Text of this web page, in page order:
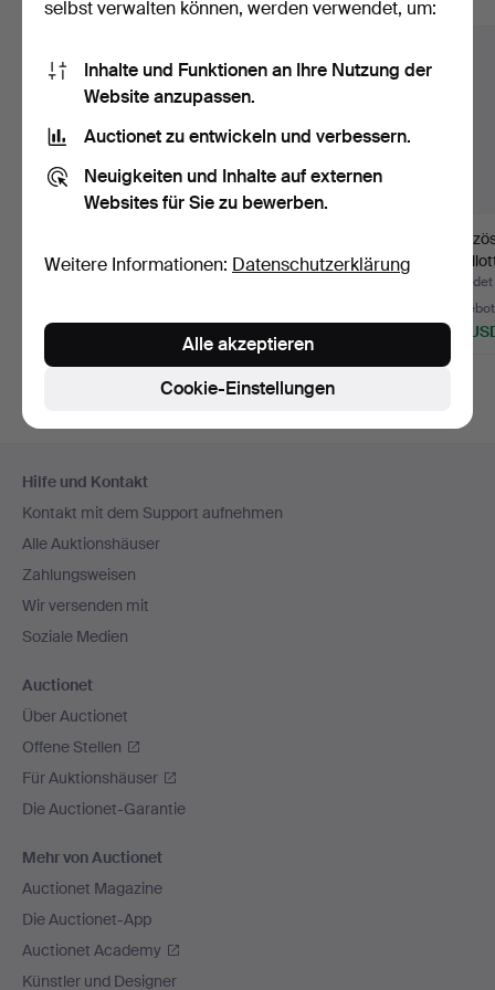
DECKENLAMPE UM
35 USD
DECKENLAMPE,
20.
18
162
Navigation
Hilfe und Kontakt
Kontakt mit dem Support aufnehmen
Alle Auktionshäuser
Zahlungsweisen
Wir versenden mit
Soziale Medien
Auctionet
Über Auctionet
Offene Stellen
Für Auktionshäuser
Die Auctionet-Garantie
Mehr von Auctionet
Auctionet Magazine
Die Auctionet-App
Auctionet Academy
Künstler und Designer
selbst verwalten können, werden verwendet, um:
Inhalte und Funktionen an Ihre Nutzung der
Website anzupassen.
Auctionet zu entwickeln und verbessern.
Neuigkeiten und Inhalte auf externen
Websites für Sie zu bewerben.
Weitere Informationen: Datenschutzerklärung
Cookie-Einstellungen
Alle akzeptieren